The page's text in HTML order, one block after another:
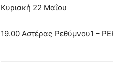
Κυριακή 22 Μαΐου
19.00 Αστέρας Ρεθύμνου1 –